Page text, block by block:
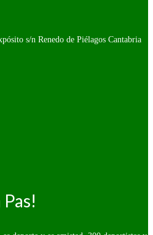
s/n Renedo de Piélagos Cantabria